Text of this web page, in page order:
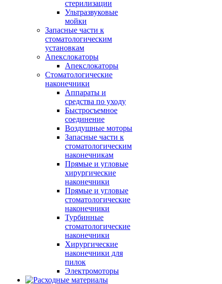
стерилизации
Ультразвуковые
мойки
Запасные части к
стоматологическим
установкам
Апекслокаторы
Апекслокаторы
Стоматологические
наконечники
Аппараты и
средства по уходу
Быстросъемное
соединение
Воздушные моторы
Запасные части к
стоматологическим
наконечникам
Прямые и угловые
хирургические
наконечники
Прямые и угловые
стоматологические
наконечники
Турбинные
стоматологические
наконечники
Хирургические
наконечники для
пилок
Электромоторы